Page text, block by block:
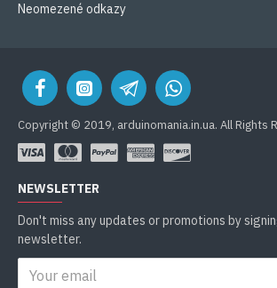
Neomezené odkazy
Copyright © 2019, arduinomania.in.ua. All Rights
NEWSLETTER
Don't miss any updates or promotions by
newsletter.